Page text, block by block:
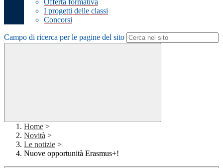
Offerta formativa
I progetti delle classi
Concorsi
Campo di ricerca per le pagine del sito
Home >
Novità >
Le notizie >
Nuove opportunità Erasmus+!